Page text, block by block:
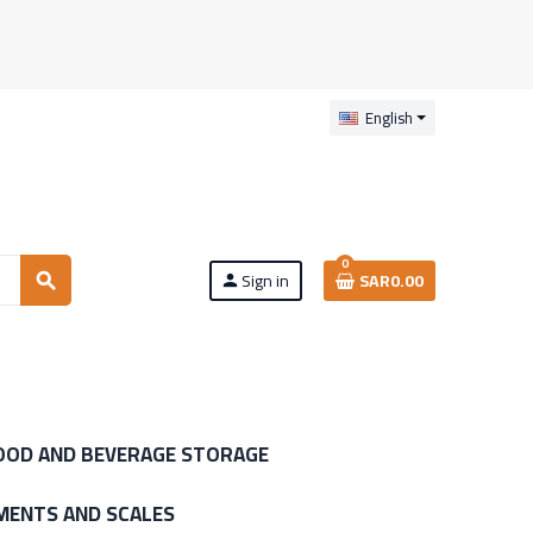
English
search person Sign in
0
SAR0.00
AND BEVERAGE STORAGE
AND SCALES